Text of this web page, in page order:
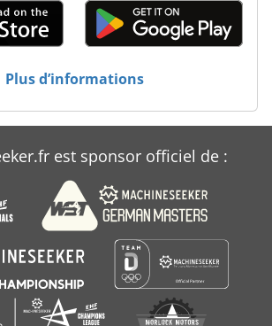
Plus d’informations
est sponsor officiel de :